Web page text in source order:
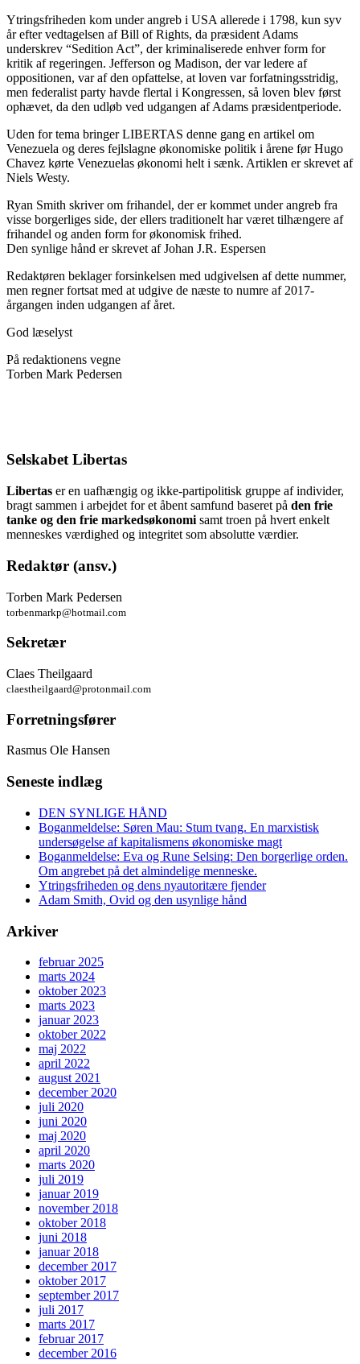
Ytringsfriheden kom under angreb i USA allerede i 1798, kun syv
år efter vedtagelsen af Bill of Rights, da præsident Adams
underskrev “Sedition Act”, der kriminaliserede enhver form for
kritik af regeringen. Jefferson og Madison, der var ledere af
oppositionen, var af den opfattelse, at loven var forfatningsstridig,
men federalist party havde flertal i Kongressen, så loven blev først
ophævet, da den udløb ved udgangen af Adams præsidentperiode.
Uden for tema bringer LIBERTAS denne gang en artikel om
Venezuela og deres fejlslagne økonomiske politik i årene før Hugo
Chavez kørte Venezuelas økonomi helt i sænk. Artiklen er skrevet af
Niels Westy.
Ryan Smith skriver om frihandel, der er kommet under angreb fra
visse borgerliges side, der ellers traditionelt har været tilhængere af
frihandel og anden form for økonomisk frihed.
Den synlige hånd er skrevet af Johan J.R. Espersen
Redaktøren beklager forsinkelsen med udgivelsen af dette nummer,
men regner fortsat med at udgive de næste to numre af 2017-
årgangen inden udgangen af året.
God læselyst
På redaktionens vegne
Torben Mark Pedersen
Selskabet Libertas
Libertas er en uafhængig og ikke-partipolitisk gruppe af individer,
bragt sammen i arbejdet for et åbent samfund baseret på den frie
tanke og den frie markedsøkonomi samt troen på hvert enkelt
menneskes værdighed og integritet som absolutte værdier.
Redaktør (ansv.)
Torben Mark Pedersen
torbenmarkp@hotmail.com
Sekretær
Claes Theilgaard
claestheilgaard@protonmail.com
Forretningsfører
Rasmus Ole Hansen
Seneste indlæg
DEN SYNLIGE HÅND
Boganmeldelse: Søren Mau: Stum tvang. En marxistisk
undersøgelse af kapitalismens økonomiske magt
Boganmeldelse: Eva og Rune Selsing: Den borgerlige orden.
Om angrebet på det almindelige menneske.
Ytringsfriheden og dens nyautoritære fjender
Adam Smith, Ovid og den usynlige hånd
Arkiver
februar 2025
marts 2024
oktober 2023
marts 2023
januar 2023
oktober 2022
maj 2022
april 2022
august 2021
december 2020
juli 2020
juni 2020
maj 2020
april 2020
marts 2020
juli 2019
januar 2019
november 2018
oktober 2018
juni 2018
januar 2018
december 2017
oktober 2017
september 2017
juli 2017
marts 2017
februar 2017
december 2016